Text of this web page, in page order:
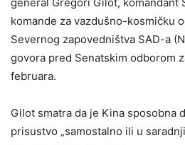
komande za vazdušno-kosmičku
Severnog zapovedništva SAD-a
govora pred Senatskim odborom
februara.
Gilot smatra da je Kina sposobna
prisustvo „samostalno ili u